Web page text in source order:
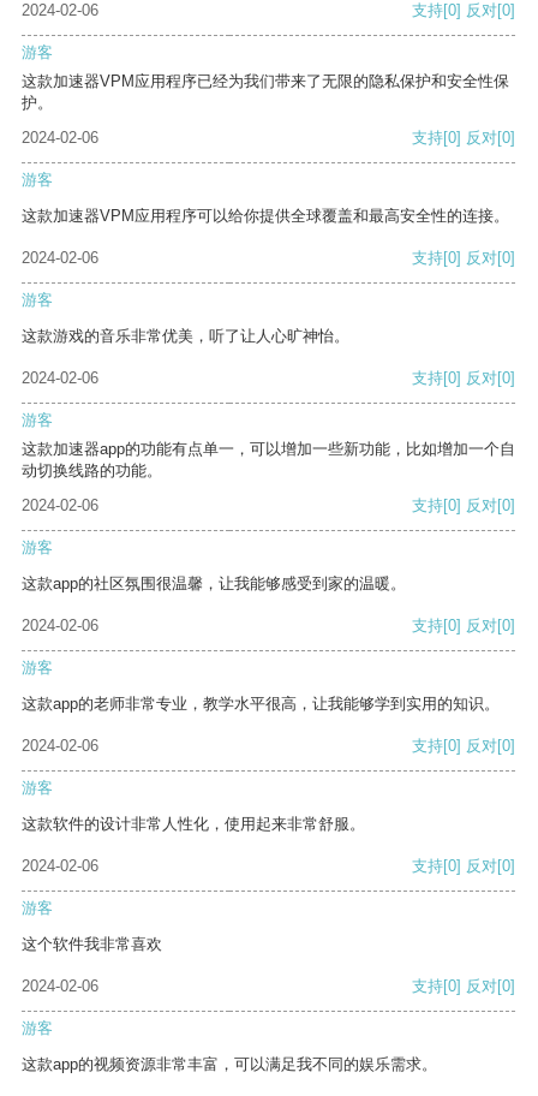
2024-02-06 支持[0] 反对[0]
游客
这款加速器VPM应用程序已经为我们带来了无限的隐私保护和安全性保
护。
2024-02-06
支持[0] 反对[0]
游客
这款加速器VPM应用程序可以给你提供全球覆盖和最高安全性的连接。
2024-02-06 支持[0] 反对[0]
游客
这款游戏的音乐非常优美，听了让人心旷神怡。
2024-02-06 支持[0] 反对[0]
游客
这款加速器app的功能有点单一，可以增加一些新功能，比如增加一个自
动切换线路的功能。
2024-02-06
支持[0] 反对[0]
游客
这款app的社区氛围很温馨，让我能够感受到家的温暖。
2024-02-06 支持[0] 反对[0]
游客
这款app的老师非常专业，教学水平很高，让我能够学到实用的知识。
2024-02-06 支持[0] 反对[0]
游客
这款软件的设计非常人性化，使用起来非常舒服。
2024-02-06 支持[0] 反对[0]
游客
这个软件我非常喜欢
2024-02-06 支持[0] 反对[0]
游客
这款app的视频资源非常丰富，可以满足我不同的娱乐需求。